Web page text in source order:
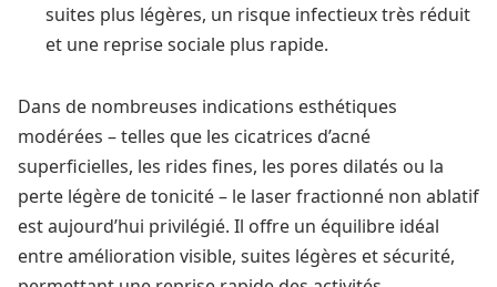
suites plus légères, un risque infectieux très réduit
et une reprise sociale plus rapide.
Dans de nombreuses indications esthétiques
modérées – telles que les cicatrices d’acné
superficielles, les rides fines, les pores dilatés ou la
perte légère de tonicité – le laser fractionné non ablatif
est aujourd’hui privilégié. Il offre un équilibre idéal
entre amélioration visible, suites légères et sécurité,